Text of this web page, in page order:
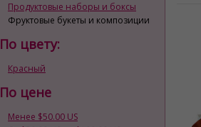
Продуктовые наборы и боксы
Фруктовые букеты и композиции
По цвету:
Красный
По цене
Менее $50.00 US